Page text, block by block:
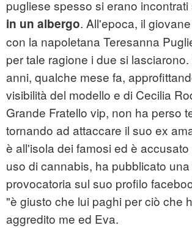
pugliese spesso si erano
in un albergo. All'epoca, il
con la napoletana Teresanna
per tale ragione i due si
anni, qualche mese fa,
visibilità del modello e di Cecilia
Grande Fratello vip, non ha perso
tornando ad attaccare il suo ex
è all'isola dei famosi ed è
uso di cannabis, ha pubblicato una
provocatoria sul suo profilo
"è giusto che lui paghi per ciò che
aggredito me ed Eva.